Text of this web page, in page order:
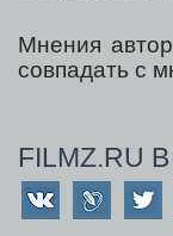
Мнения
совпадать с